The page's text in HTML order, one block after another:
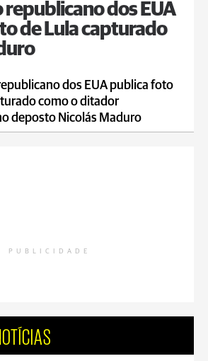
republicano dos EUA
de Lula capturado
dos EUA publica foto
como o ditador
deposto Nicolás Maduro
PUBLICIDADE